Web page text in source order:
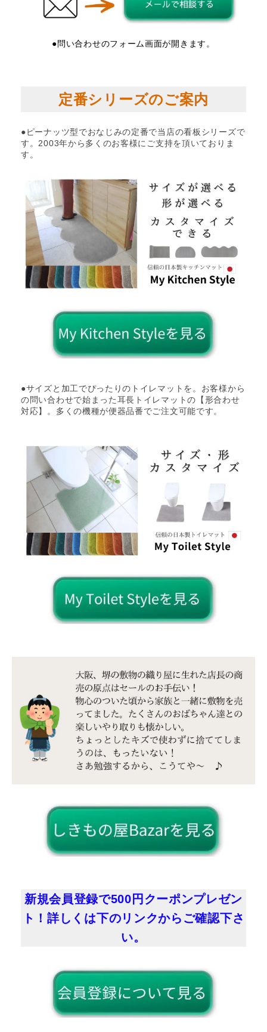
●問い合わせのフォーム画面が開きます。
定番シリーズのご案内
●ピーナッツ型でおなじみの定番で当店の看板シリーズで
す。2003年から多くのお客様にご支持を頂いておりま
す。
●サイズと加工でぴったりのトイレマットを。お客様から
の問い合わせで始まった耳長トイレマットの【形合わせ
対応】。多くの機種が便器品番でご注文可能です。
新規会員登録で500円クーポンプレゼン
ト！詳しくは下のリンクからご確認下さ
い。